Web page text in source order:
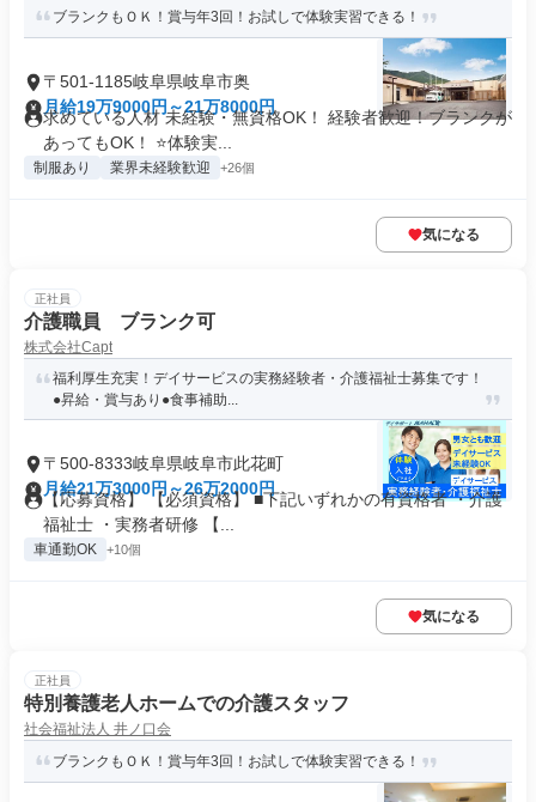
ブランクもＯＫ！賞与年3回！お試しで体験実習できる！
〒501-1185岐阜県岐阜市奥
月給19万9000円～21万8000円
求めている人材 未経験・無資格OK！ 経験者歓迎！ブランクが
あってもOK！ ⭐体験実...
制服あり 業界未経験歓迎 +26個
気になる
正社員
介護職員 ブランク可
株式会社Capt
福利厚生充実！デイサービスの実務経験者・介護福祉士募集です！
●昇給・賞与あり●食事補助...
〒500-8333岐阜県岐阜市此花町
月給21万3000円～26万2000円
【応募資格】 【必須資格】 ■下記いずれかの有資格者 ・介護
福祉士 ・実務者研修 【...
車通勤OK +10個
気になる
正社員
特別養護老人ホームでの介護スタッフ
社会福祉法人 井ノ口会
ブランクもＯＫ！賞与年3回！お試しで体験実習できる！